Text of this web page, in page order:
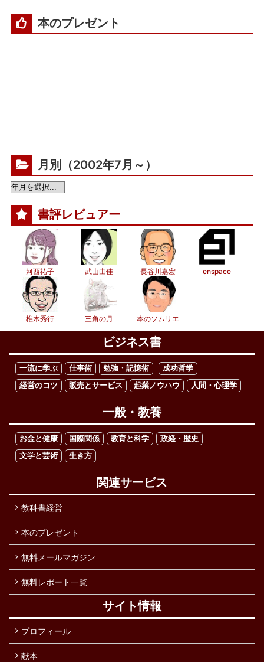
本のプレゼント
月別（2002年7月～）
書評レビュアー
河西祐子 武山由佳 長谷川嘉宏 enspace
椎木秀行 三角の月 本のソムリエ
ビジネス書
一流に学ぶ 仕事術 勉強・記憶術
成功哲学
経営のコツ
販売とサービス 起業ノウハウ 人間・心理学
一般・教養
お金と健康 国際関係 教育と科学
政経・歴史
文学と芸術
生き方
関連サービス
教科書経営
本のプレゼント
無料メールマガジン
無料レポート一覧
サイト情報
プロフィール
献本